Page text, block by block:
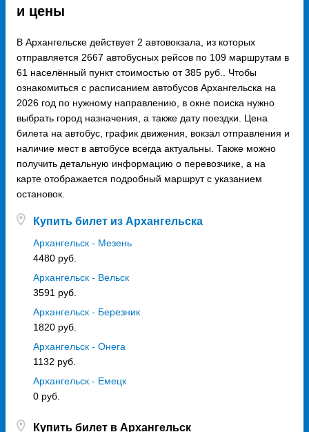
и цены
В Архангельске действует 2 автовокзала, из которых
отправляется 2667 автобусных рейсов по 109 маршрутам в
61 населённый пункт стоимостью от 385 руб.. Чтобы
ознакомиться с расписанием автобусов Архангельска на
2026 год по нужному направлению, в окне поиска нужно
выбрать город назначения, а также дату поездки. Цена
билета на автобус, график движения, вокзал отправления и
наличие мест в автобусе всегда актуальны. Также можно
получить детальную информацию о перевозчике, а на
карте отображается подробный маршрут с указанием
остановок.
Купить билет из Архангельска
Архангельск - Мезень
4480 руб.
Архангельск - Вельск
3591 руб.
Архангельск - Березник
1820 руб.
Архангельск - Онега
1132 руб.
Архангельск - Емецк
0 руб.
Купить билет в Архангельск